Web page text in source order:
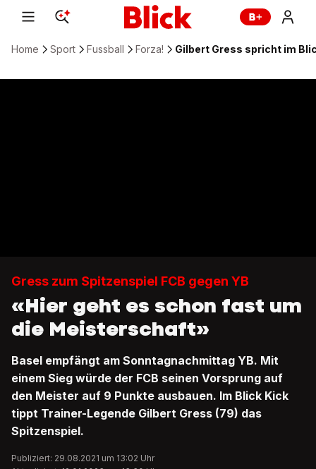
Home Sport Fussball Forza! Gilbert Gress spricht im
Gress zum Spitzenspiel FCB gegen YB
«Hier geht es schon fast um
die Meisterschaft»
Basel empfängt am Sonntagnachmittag YB. Mit
einem Sieg würde der FCB seinen Vorsprung auf
den Meister auf 9 Punkte ausbauen. Im Blick Kick
tippt Trainer-Legende Gilbert Gress (79) das
Spitzenspiel.
Publiziert: 29.08.2021 um 13:02 Uhr